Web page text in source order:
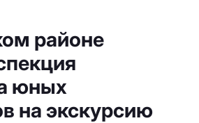
районе
юных
на экскурсию